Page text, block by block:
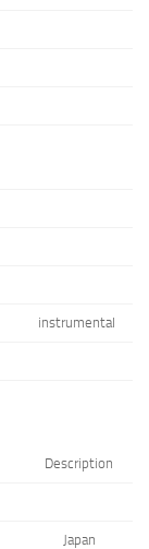
instrumental
Description
Japan